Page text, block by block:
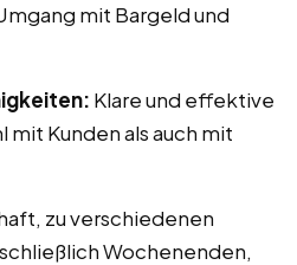
mit Bargeld und
Klare und effektive
Kunden als auch mit
zu verschiedenen
Wochenenden,